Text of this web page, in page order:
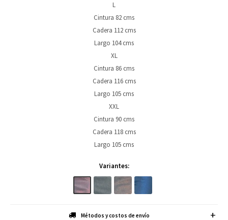
L
Cintura 82 cms
Cadera 112 cms
Largo 104 cms
XL
Cintura 86 cms
Cadera 116 cms
Largo 105 cms
XXL
Cintura 90 cms
Cadera 118 cms
Largo 105 cms
Variantes:
Métodos y costos de envío